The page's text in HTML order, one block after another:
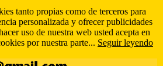
tanto propias como de terceros para
personalizada y ofrecer publicidades
uso de nuestra web usted acepta en
por nuestra parte... Seguir leyendo